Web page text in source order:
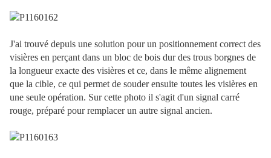
J'ai trouvé depuis une solution pour un positionnement correct des
visières en perçant dans un bloc de bois dur des trous borgnes de
la longueur exacte des visières et ce, dans le même alignement
que la cible, ce qui permet de souder ensuite toutes les visières en
une seule opération. Sur cette photo il s'agit d'un signal carré
rouge, préparé pour remplacer un autre signal ancien.